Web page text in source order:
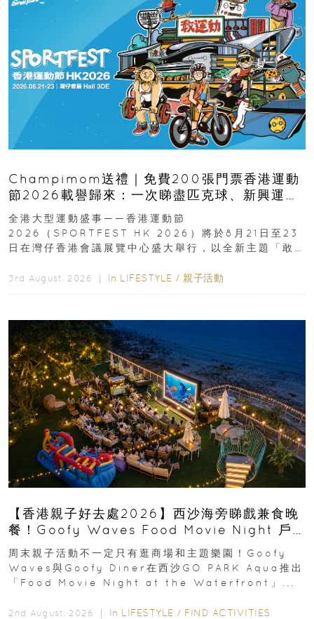
Champimom送禮｜免費200張門票香港運動
節2026載譽歸來：一次睇盡匹克球、新興運
動、街舞比賽＋逾百運動品牌展覽
全港大型運動盛事——香港運動節
2026（SPORTFEST HK 2026）將於8月21日至23
日在灣仔香港會議展覽中心盛大舉行，以全新主題「敢
3rd August, 2026 ｜ In LIFESTYLE / 親子活動
【香港親子好去處2026】西沙海旁睇戲兼食晚
餐！Goofy Waves Food Movie Night 戶
外影院逢週末登場
周末親子活動不一定只有逛商場和主題樂園！Goofy
Waves與Goofy Diner在西沙GO PARK Aqua推出
「Food Movie Night at the Waterfront」...
2nd August, 2026 ｜ In LIFESTYLE / FIND ACTIVITIES